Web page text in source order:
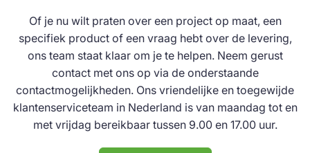
Of je nu wilt praten over een project op maat, een
specifiek product of een vraag hebt over de levering,
ons team staat klaar om je te helpen. Neem gerust
contact met ons op via de onderstaande
contactmogelijkheden. Ons vriendelijke en toegewijde
klantenserviceteam in Nederland is van maandag tot en
met vrijdag bereikbaar tussen 9.00 en 17.00 uur.